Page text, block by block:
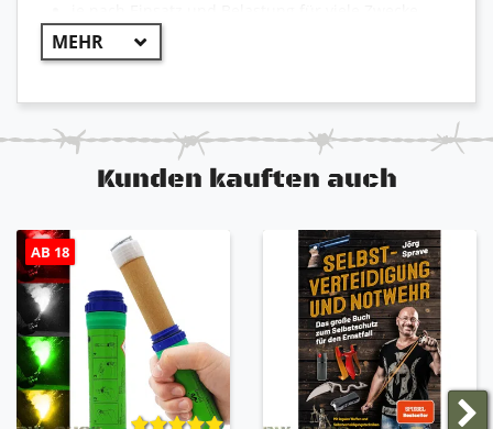
perfekt geeignet
leicht und handlich
auch verwendet von vielen Armeen wie der
Bundeswehr etc.
ideal für Jagd, Camping, Outdoor und Trekking
Kunden kauften auch
AB 18